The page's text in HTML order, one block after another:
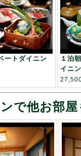
ートダイニン
１泊
イニ
で他お部